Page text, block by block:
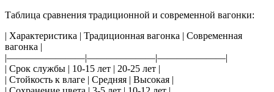
Таблица сравнения традиционной и современной вагонки:
| Характеристика | Традиционная вагонка | Современная
вагонка |
|————————|———————|———————|
| Срок службы | 10-15 лет | 20-25 лет |
| Стойкость к влаге | Средняя | Высокая |